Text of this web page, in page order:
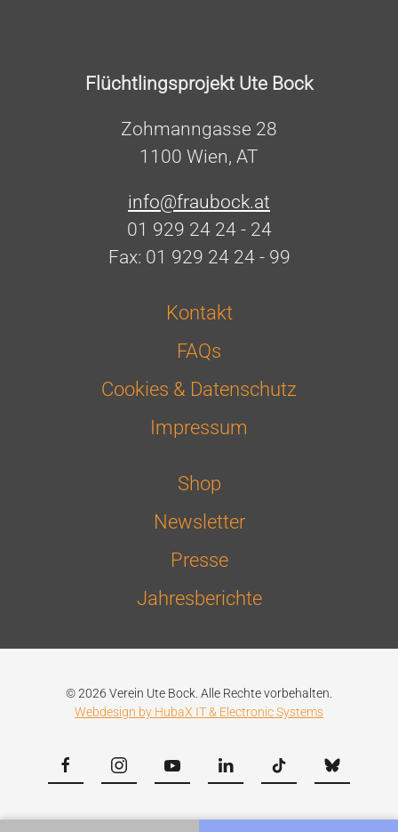
Flüchtlingsprojekt Ute Bock
Zohmanngasse 28
1100 Wien, AT
info@fraubock.at
01 929 24 24 - 24
Fax: 01 929 24 24 - 99
Kontakt
FAQs
Cookies & Datenschutz
Impressum
Shop
Newsletter
Presse
Jahresberichte
© 2026 Verein Ute Bock. Alle Rechte vorbehalten.
Webdesign by HubaX IT & Electronic Systems